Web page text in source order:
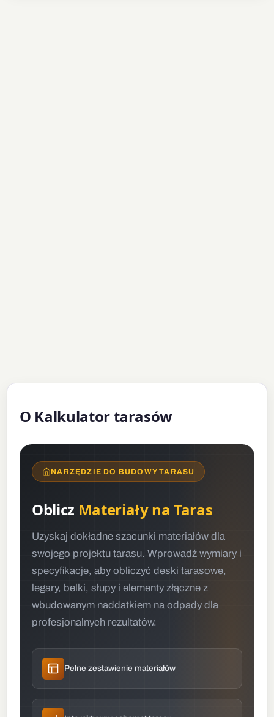
O Kalkulator tarasów
NARZĘDZIE DO BUDOWY TARASU
Oblicz Materiały na Taras
Uzyskaj dokładne szacunki materiałów dla
swojego projektu tarasu. Wprowadź wymiary i
specyfikacje, aby obliczyć deski tarasowe,
legary, belki, słupy i elementy złączne z
wbudowanym naddatkiem na odpady dla
profesjonalnych rezultatów.
Pełne zestawienie materiałów